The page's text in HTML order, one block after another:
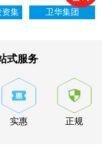
资集
卫华集团
式服务
实惠 正规